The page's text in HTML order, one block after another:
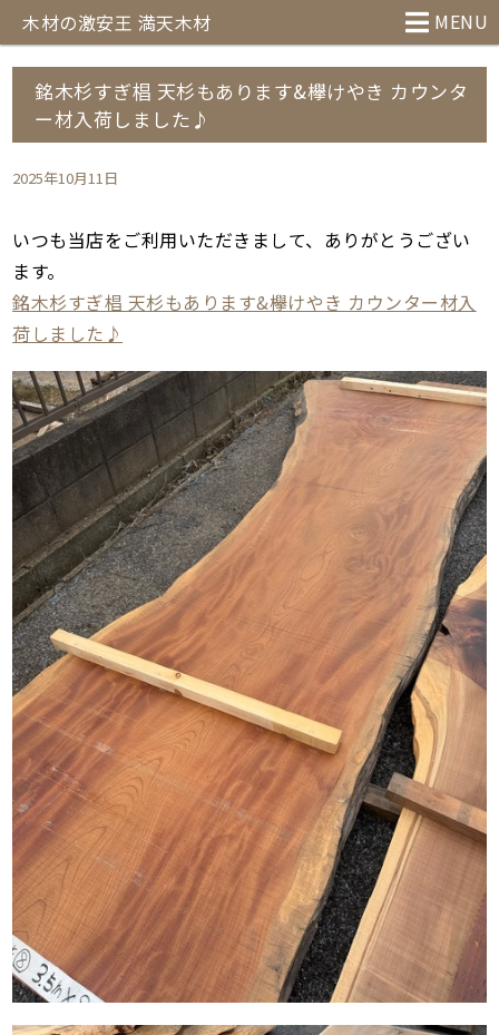
MENU
木材の激安王 満天木材
銘木杉すぎ椙 天杉もあります&欅けやき カウンタ
ー材入荷しました♪
2025年10月11日
いつも当店をご利用いただきまして、ありがとうござい
ます。
銘木杉すぎ椙 天杉もあります&欅けやき カウンター材入
荷しました♪